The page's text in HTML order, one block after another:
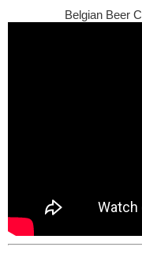
Belgian Beer